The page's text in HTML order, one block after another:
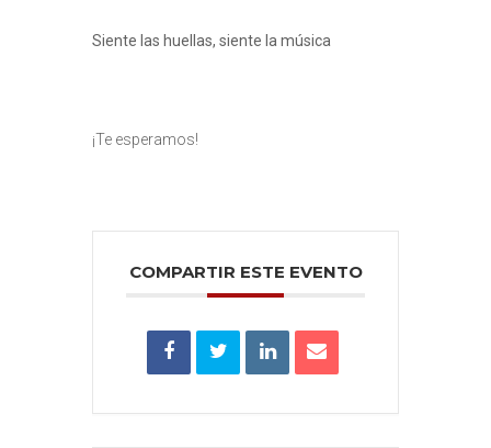
Siente las huellas, siente la música
¡Te esperamos!
COMPARTIR ESTE EVENTO